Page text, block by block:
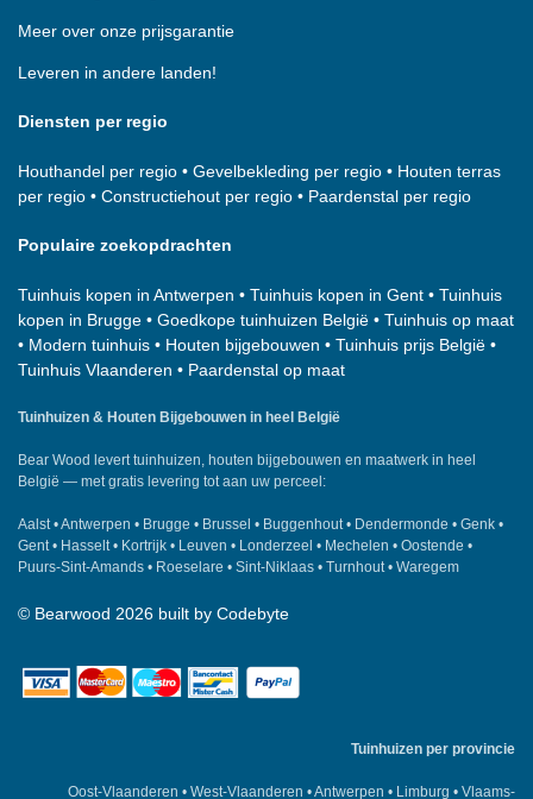
Meer over onze prijsgarantie
Leveren in andere landen!
Diensten per regio
Houthandel per regio • Gevelbekleding per regio • Houten terras
per regio • Constructiehout per regio • Paardenstal per regio
Populaire zoekopdrachten
Tuinhuis kopen in Antwerpen • Tuinhuis kopen in Gent • Tuinhuis
kopen in Brugge • Goedkope tuinhuizen België • Tuinhuis op maat
• Modern tuinhuis • Houten bijgebouwen • Tuinhuis prijs België •
Tuinhuis Vlaanderen • Paardenstal op maat
Tuinhuizen & Houten Bijgebouwen in heel België
Bear Wood levert tuinhuizen, houten bijgebouwen en maatwerk in heel
België — met gratis levering tot aan uw perceel:
Aalst•Antwerpen • Brugge • Brussel • Buggenhout• Dendermonde • Genk •
Gent• Hasselt• Kortrijk • Leuven • Londerzeel • Mechelen • Oostende •
Puurs-Sint-Amands • Roeselare • Sint-Niklaas • Turnhout• Waregem
© Bearwood 2026 built by Codebyte
Tuinhuizen per provincie
Oost-Vlaanderen • West-Vlaanderen •Antwerpen • Limburg • Vlaams-